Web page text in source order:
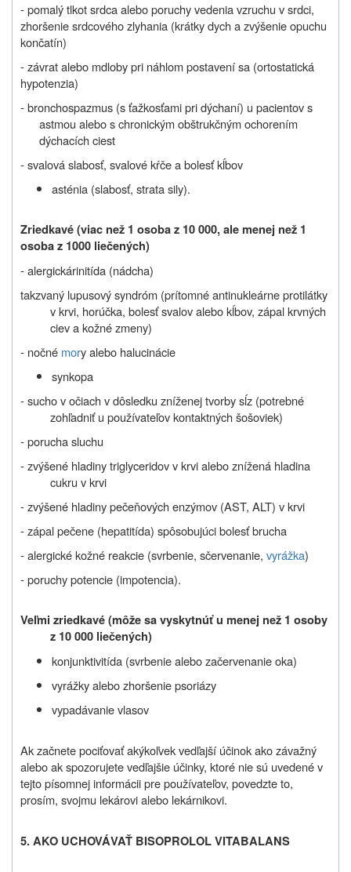
- pomalý tlkot srdca aleboporuchy vedenia vzruchu v srdci,
zhoršenie srdcového zlyhania (krátky dych a zvýšenie opuchu
končatín)
- závrat alebo mdloby pri náhlom postavení sa (ortostatická
hypotenzia)
-bronchospazmus (s ťažkosťami pri dýchaní) u pacientov s
astmou alebo schronickým obštrukčným ochorením
dýchacích ciest
- svalová slabosť, svalové kŕče a bolesť kĺbov
asténia (slabosť, strata sily).
Zriedkavé (viac než 1 osoba z 10 000, ale menej než 1
osoba z 1000 liečených)
- alergickárinitída (nádcha)
takzvaný lupusový syndróm (prítomné antinukleárne protilátky
v krvi, horúčka, bolesť svalov alebo kĺbov, zápal krvných
ciev a kožné zmeny)
- nočné mory alebo halucinácie
synkopa
- sucho v očiach v dôsledku zníženej tvorby sĺz (potrebné
zohľadniť u používateľov kontaktných šošoviek)
- porucha sluchu
- zvýšené hladiny triglyceridov v krvi alebo znížená hladina
cukru v krvi
- zvýšené hladiny pečeňových enzýmov (AST, ALT) v krvi
- zápal pečene (hepatitída) spôsobujúci bolesť brucha
- alergické kožné reakcie (svrbenie, sčervenanie, vyrážka)
- poruchy potencie (impotencia).
Veľmi zriedkavé (môže sa vyskytnúť u menej než 1 osoby
z 10 000 liečených)
konjunktivitída (svrbenie alebo začervenanie oka)
vyrážky alebo zhoršenie psoriázy
vypadávanie vlasov
Ak začnete pociťovať akýkoľvek vedľajší účinok ako závažný
alebo ak spozorujete vedľajšie účinky, ktoré nie sú uvedené v
tejto písomnej informácii pre používateľov, povedzte to,
prosím, svojmu lekárovi alebo lekárnikovi.
5.AKO UCHOVÁVAŤ BISOPROLOL VITABALANS